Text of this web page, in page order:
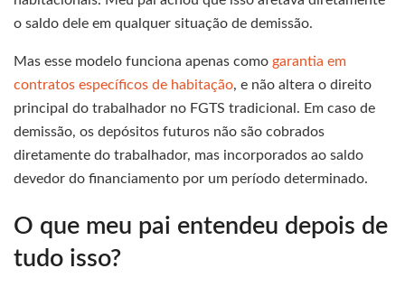
o saldo dele em qualquer situação de demissão.
Mas esse modelo funciona apenas como garantia em
contratos específicos de habitação, e não altera o direito
principal do trabalhador no FGTS tradicional. Em caso de
demissão, os depósitos futuros não são cobrados
diretamente do trabalhador, mas incorporados ao saldo
devedor do financiamento por um período determinado.
O que meu pai entendeu depois de
tudo isso?